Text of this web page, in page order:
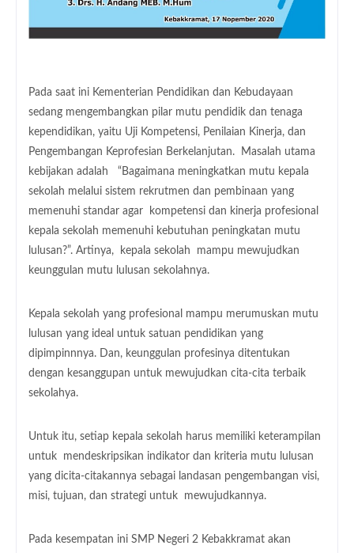
Pada saat ini Kementerian Pendidikan dan Kebudayaan
sedang mengembangkan pilar mutu pendidik dan tenaga
kependidikan, yaitu Uji Kompetensi, Penilaian Kinerja, dan
Pengembangan Keprofesian Berkelanjutan. Masalah utama
kebijakan adalah “Bagaimana meningkatkan mutu kepala
sekolah melalui sistem rekrutmen dan pembinaan yang
memenuhi standar agar kompetensi dan kinerja profesional
kepala sekolah memenuhi kebutuhan peningkatan mutu
lulusan?”. Artinya, kepala sekolah mampu mewujudkan
keunggulan mutu lulusan sekolahnya.
Kepala sekolah yang profesional mampu merumuskan mutu
lulusan yang ideal untuk satuan pendidikan yang
dipimpinnnya. Dan, keunggulan profesinya ditentukan
dengan kesanggupan untuk mewujudkan cita-cita terbaik
sekolahya.
Untuk itu, setiap kepala sekolah harus memiliki keterampilan
untuk mendeskripsikan indikator dan kriteria mutu lulusan
yang dicita-citakannya sebagai landasan pengembangan visi,
misi, tujuan, dan strategi untuk mewujudkannya.
Pada kesempatan ini SMP Negeri 2 Kebakkramat akan